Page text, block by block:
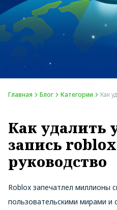
Главная Блог Категории
Как удалить
запись
руководство
Roblox запечатлел миллионы
пользовательскими мирами и